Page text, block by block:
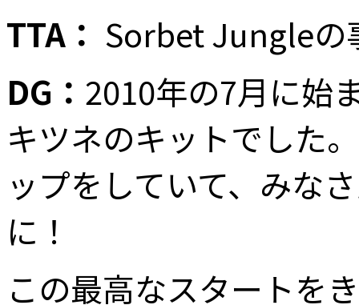
TTA： Sorbet Jungleの
DG： 2010年の7月に始
キツネのキットでした
ップをしていて、みな
に！
この最高なスタートを